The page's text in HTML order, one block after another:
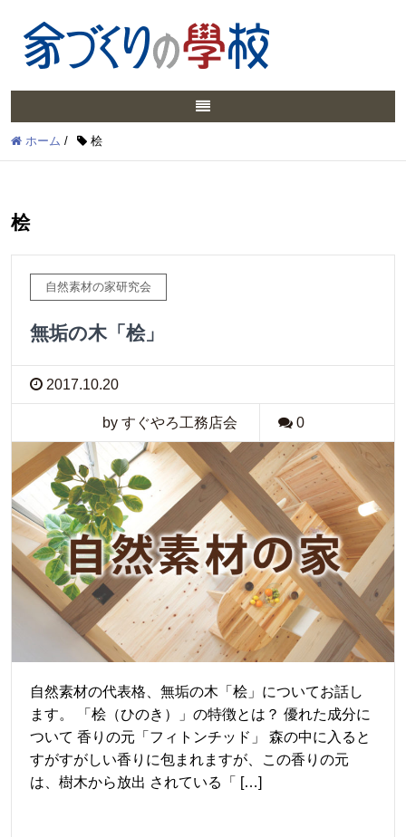
ホーム / 桧
桧
自然素材の家研究会
無垢の木「桧」
2017.10.20
by すぐやろ工務店会 0
自然素材の代表格、無垢の木「桧」についてお話し
ます。 「桧（ひのき）」の特徴とは？ 優れた成分に
ついて 香りの元「フィトンチッド」 森の中に入ると
すがすがしい香りに包まれますが、この香りの元
は、樹木から放出 されている「 […]